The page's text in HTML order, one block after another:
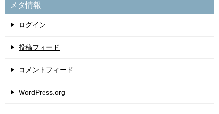
メタ情報
ログイン
投稿フィード
コメントフィード
WordPress.org